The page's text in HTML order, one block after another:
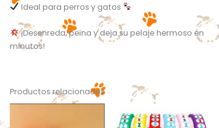
Ideal para perros y gatos
¡Desenreda, peina y deja su pelaje hermoso en
minutos!
Productos relacionados